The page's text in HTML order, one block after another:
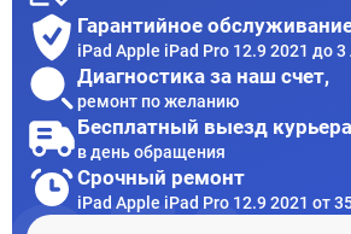
Гарантийное
iPad Apple iPad Pro 12.9 2021 до 3
Диагностика за наш счет,
ремонт по желанию
Бесплатный выезд курьера
в день обращения
Срочный ремонт
iPad Apple iPad Pro 12.9 2021 от